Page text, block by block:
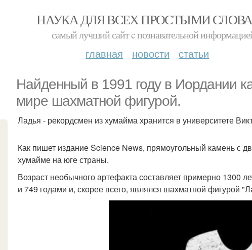
НАУКА ДЛЯ ВСЕХ ПРОСТЫМИ
самый лучший сайт c познавательной
главная новости статьи
Найденный в 1991 году в Иордании
мире шахматной фигурой.
Ладья - рекордсмен из хумайма хранится в университете
Как пишет издание Science News, прямоугольный камень с
хумайме на юге страны.
Возраст необычного артефакта составляет примерно 1300
и 749 годами и, скорее всего, являлся шахматной фигурой